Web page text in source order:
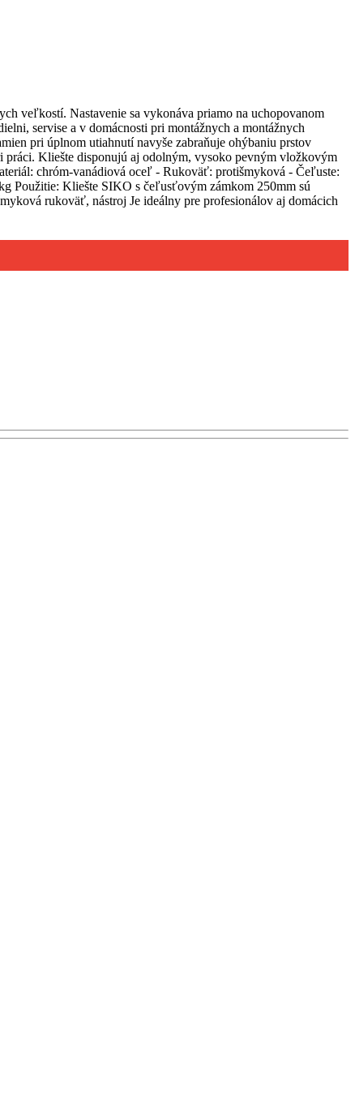
veľkostí. Nastavenie sa vykonáva priamo na uchopovanom
servise a v domácnosti pri montážnych a montážnych
pri úplnom utiahnutí navyše zabraňuje ohýbaniu prstov
Kliešte disponujú aj odolným, vysoko pevným vložkovým
chróm-vanádiová oceľ - Rukoväť: protišmyková - Čeľuste:
Použitie: Kliešte SIKO s čeľusťovým zámkom 250mm sú
rukoväť, nástroj Je ideálny pre profesionálov aj domácich